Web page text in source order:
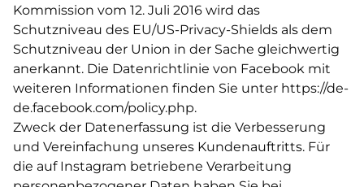
Kommission vom 12. Juli 2016 wird das
Schutzniveau des EU/US-Privacy-Shields als dem
Schutzniveau der Union in der Sache gleichwertig
anerkannt. Die Datenrichtlinie von Facebook mit
weiteren Informationen finden Sie unter https://de-
de.facebook.com/policy.php.
Zweck der Datenerfassung ist die Verbesserung
und Vereinfachung unseres Kundenauftritts. Für
die auf Instagram betriebene Verarbeitung